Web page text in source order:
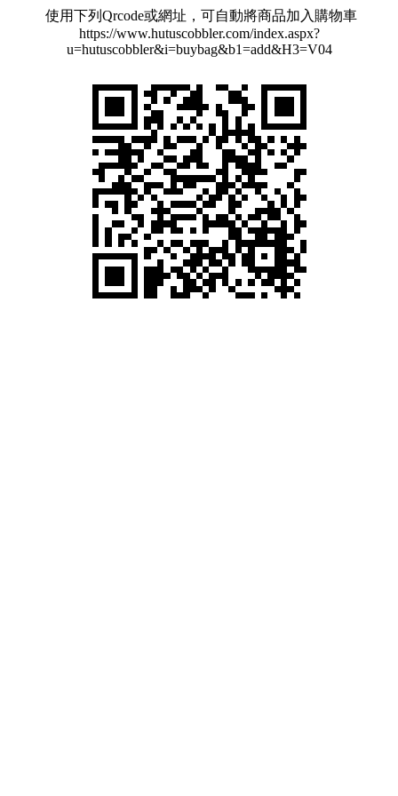
使用下列Qrcode或網址，可自動將商品加入購物車
https://www.hutuscobbler.com/index.aspx?
u=hutuscobbler&i=buybag&b1=add&H3=V04